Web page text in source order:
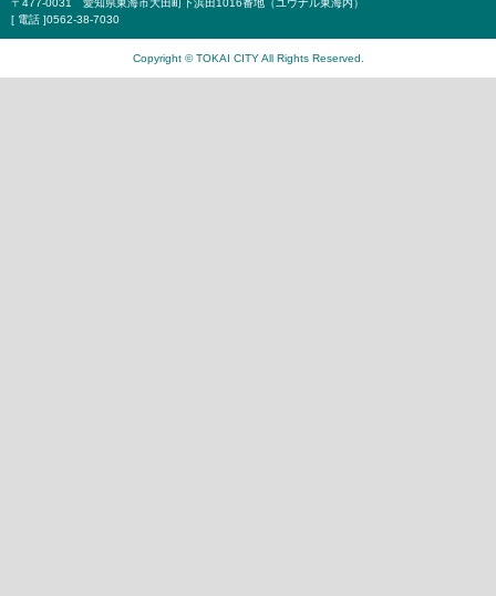
[ 電話 ]0562-38-7030
Copyright © TOKAI CITY All Rights Reserved.